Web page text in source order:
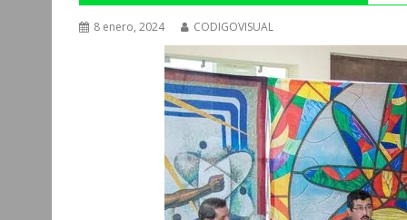
8 enero, 2024 CODIGOVISUAL